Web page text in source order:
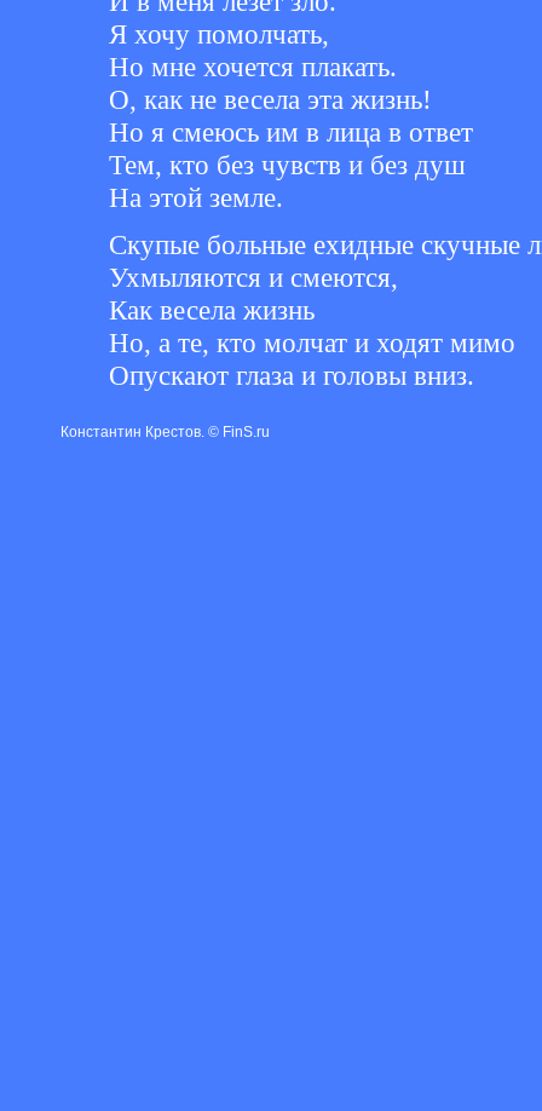
Я хочу помолчать,
Но мне хочется плакать.
О, как не весела эта жизнь!
Но я смеюсь им в лица в ответ
Тем, кто без чувств и без душ
На этой земле.
Скупые больные ехидные скучные
Ухмыляются и смеются,
Как весела жизнь
Но, а те, кто молчат и ходят мимо
Опускают глаза и головы вниз.
Константин Крестов. © FinS.ru